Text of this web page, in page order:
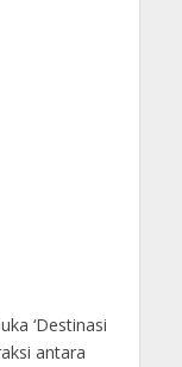
‘Destinasi
antara